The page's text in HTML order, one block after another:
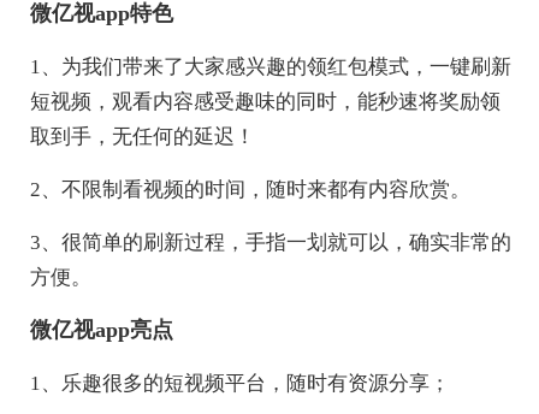
微亿视app特色
1、为我们带来了大家感兴趣的领红包模式，一键刷新
短视频，观看内容感受趣味的同时，能秒速将奖励领
取到手，无任何的延迟！
2、不限制看视频的时间，随时来都有内容欣赏。
3、很简单的刷新过程，手指一划就可以，确实非常的
方便。
微亿视app亮点
1、乐趣很多的短视频平台，随时有资源分享；